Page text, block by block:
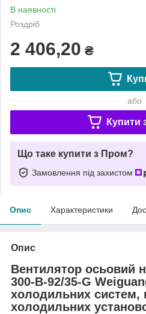
В наявності
Роздріб
2 406,20 ₴
або
Купити
Що таке купити з Пром?
Замовлення під захистом
Опис Характеристики
Опис
Вентилятор осьовий
300-B-92/35-G
холодильних систем,
холодильних